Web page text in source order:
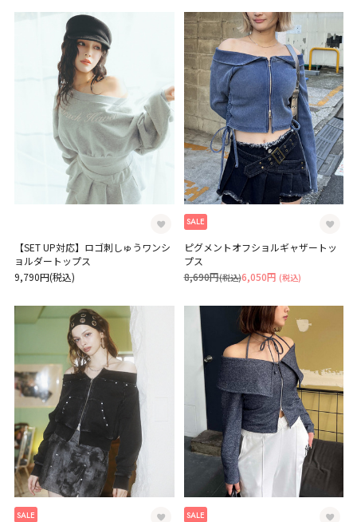
【SET UP対応】ロゴ刺しゅうワンシ
ョルダートップス
9,790円(税込)
SALE
ピグメントオフショルギャザートッ
プス
6,050円 (税込)
8,690円(税込)
SALE SALE